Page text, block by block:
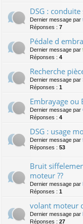
DSG :
Dernier message par
Réponses : 7
Pédale d
Dernier message par
Réponses : 4
Recherche
Dernier message par
Réponses : 1
Embrayage ou
Dernier message par
Réponses : 4
DSG : usage
Dernier message par
Réponses : 53
Bruit
moteur ??
Dernier message par
Réponses : 1
volant moteur
Dernier message par
Réponses : 27